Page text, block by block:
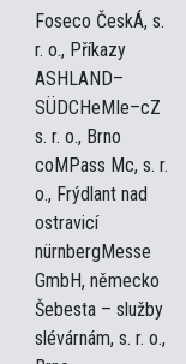
Foseco ČeskÁ, s.
r. o., Příkazy
ASHLAND–
SÜDCHeMIe–cZ
s. r. o., Brno
coMPass Mc, s. r.
o., Frýdlant nad
ostravicí
nürnbergMesse
GmbH, německo
Šebesta – služby
slévárnám, s. r. o.,